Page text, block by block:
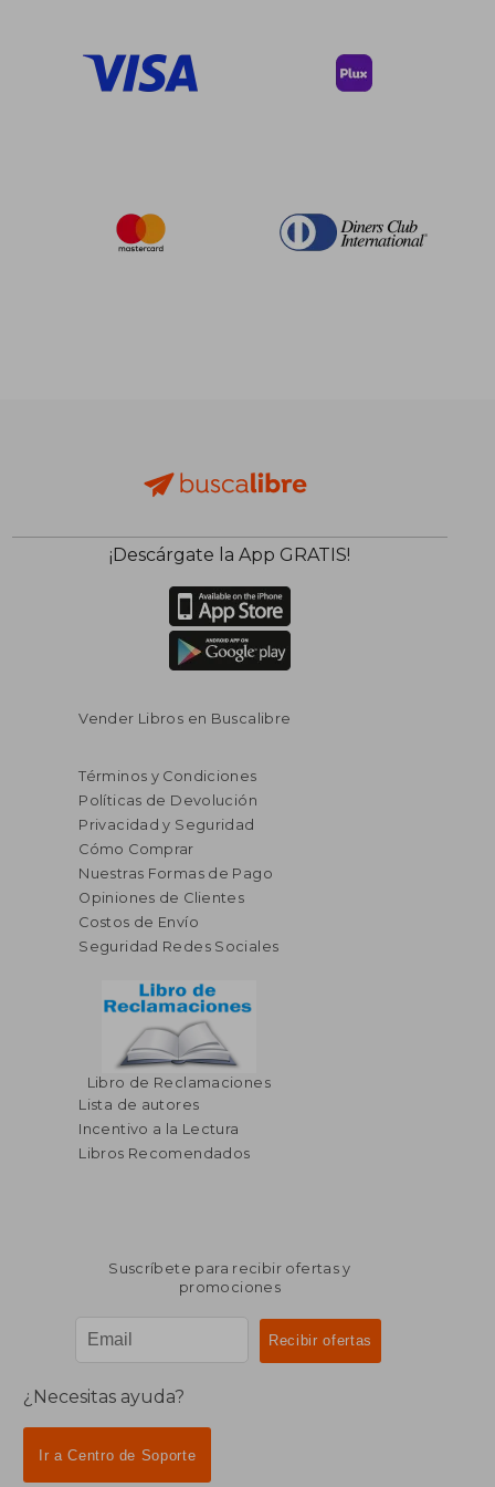
¡Descárgate la App GRATIS!
Vender Libros en Buscalibre
Términos y Condiciones
Políticas de Devolución
Privacidad y Seguridad
Cómo Comprar
Nuestras Formas de Pago
Opiniones de Clientes
Costos de Envío
Seguridad Redes Sociales
Libro de Reclamaciones
Lista de autores
Incentivo a la Lectura
Libros Recomendados
Suscríbete para recibir ofertas y
promociones
¿Necesitas ayuda?
Ir a Centro de Soporte